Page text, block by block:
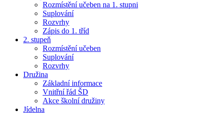
Rozmístění učeben na 1. stupni
Suplování
Rozvrhy
Zápis do 1. tříd
2. stupeň
Rozmístění učeben
Suplování
Rozvrhy
Družina
Základní informace
Vnitřní řád ŠD
Akce školní družiny
Jídelna